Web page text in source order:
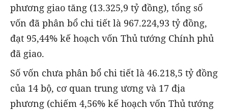
phương giao tăng (13.325,9 tỷ đồng), tổng số
vốn đã phân bổ chi tiết là 967.224,93 tỷ đồng,
đạt 95,44% kế hoạch vốn Thủ tướng Chính phủ
đã giao.
Số vốn chưa phân bổ chi tiết là 46.218,5 tỷ đồng
của 14 bộ, cơ quan trung ương và 17 địa
phương (chiếm 4,56% kế hoạch vốn Thủ tướng